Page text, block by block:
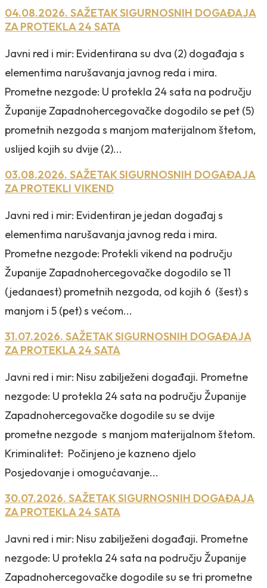
04.08.2026. SAŽETAK SIGURNOSNIH DOGAĐAJA
ZA PROTEKLA 24 SATA
Javni red i mir: Evidentirana su dva (2) događaja s
elementima narušavanja javnog reda i mira.
Prometne nezgode: U protekla 24 sata na području
Županije Zapadnohercegovačke dogodilo se pet (5)
prometnih nezgoda s manjom materijalnom štetom,
uslijed kojih su dvije (2)...
03.08.2026. SAŽETAK SIGURNOSNIH DOGAĐAJA
ZA PROTEKLI VIKEND
Javni red i mir: Evidentiran je jedan događaj s
elementima narušavanja javnog reda i mira.
Prometne nezgode: Protekli vikend na području
Županije Zapadnohercegovačke dogodilo se 11
(jedanaest) prometnih nezgoda, od kojih 6 (šest) s
manjom i 5 (pet) s većom...
31.07.2026. SAŽETAK SIGURNOSNIH DOGAĐAJA
ZA PROTEKLA 24 SATA
Javni red i mir: Nisu zabilježeni događaji. Prometne
nezgode: U protekla 24 sata na području Županije
Zapadnohercegovačke dogodile su se dvije
prometne nezgode s manjom materijalnom štetom.
Kriminalitet: Počinjeno je kazneno djelo
Posjedovanje i omogućavanje...
30.07.2026. SAŽETAK SIGURNOSNIH DOGAĐAJA
ZA PROTEKLA 24 SATA
Javni red i mir: Nisu zabilježeni događaji. Prometne
nezgode: U protekla 24 sata na području Županije
Zapadnohercegovačke dogodile su se tri prometne